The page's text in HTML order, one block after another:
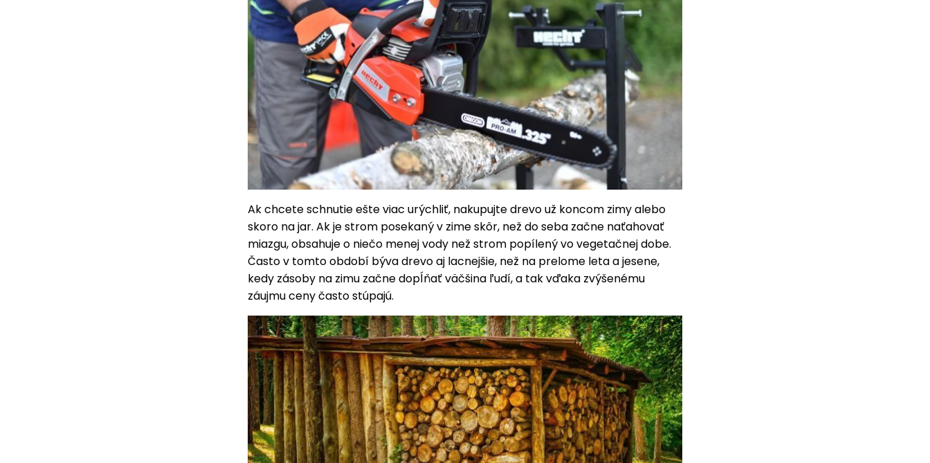
Ak chcete schnutie ešte viac urýchliť, nakupujte drevo už koncom zimy alebo
skoro na jar. Ak je strom posekaný v zime skôr, než do seba začne naťahovať
miazgu, obsahuje o niečo menej vody než strom popílený vo vegetačnej dobe.
Často v tomto období býva drevo aj lacnejšie, než na prelome leta a jesene,
kedy zásoby na zimu začne dopĺňať väčšina ľudí, a tak vďaka zvýšenému
záujmu ceny často stúpajú.